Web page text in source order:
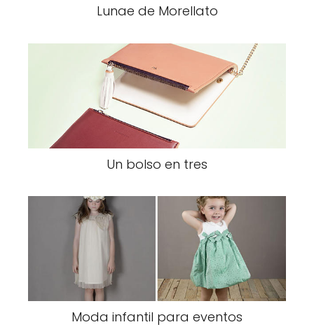
Lunae de Morellato
Un bolso en tres
Moda infantil para eventos